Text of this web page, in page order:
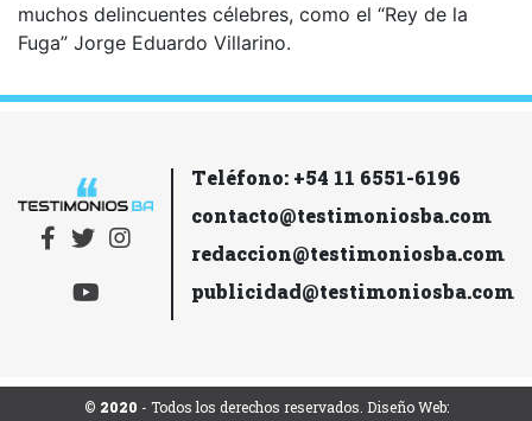
muchos delincuentes célebres, como el “Rey de la
Fuga” Jorge Eduardo Villarino.
Teléfono: +54 11 6551-6196
contacto@testimoniosba.com
redaccion@testimoniosba.com
publicidad@testimoniosba.com
© 2020 - Todos los derechos reservados. Diseño Web: